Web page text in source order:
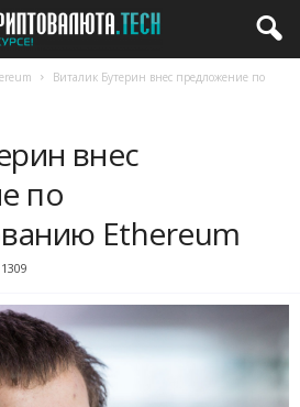
Виталик Бутерин внес предложение по
внес
по
Ethereum
1309